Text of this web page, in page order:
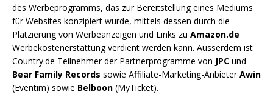
des Werbeprogramms, das zur Bereitstellung eines Mediums
für Websites konzipiert wurde, mittels dessen durch die
Platzierung von Werbeanzeigen und Links zu Amazon.de
Werbekostenerstattung verdient werden kann. Ausserdem ist
Country.de Teilnehmer der Partnerprogramme von JPC und
Bear Family Records sowie Affiliate-Marketing-AnbieterAwin
(Eventim) sowie Belboon (MyTicket).